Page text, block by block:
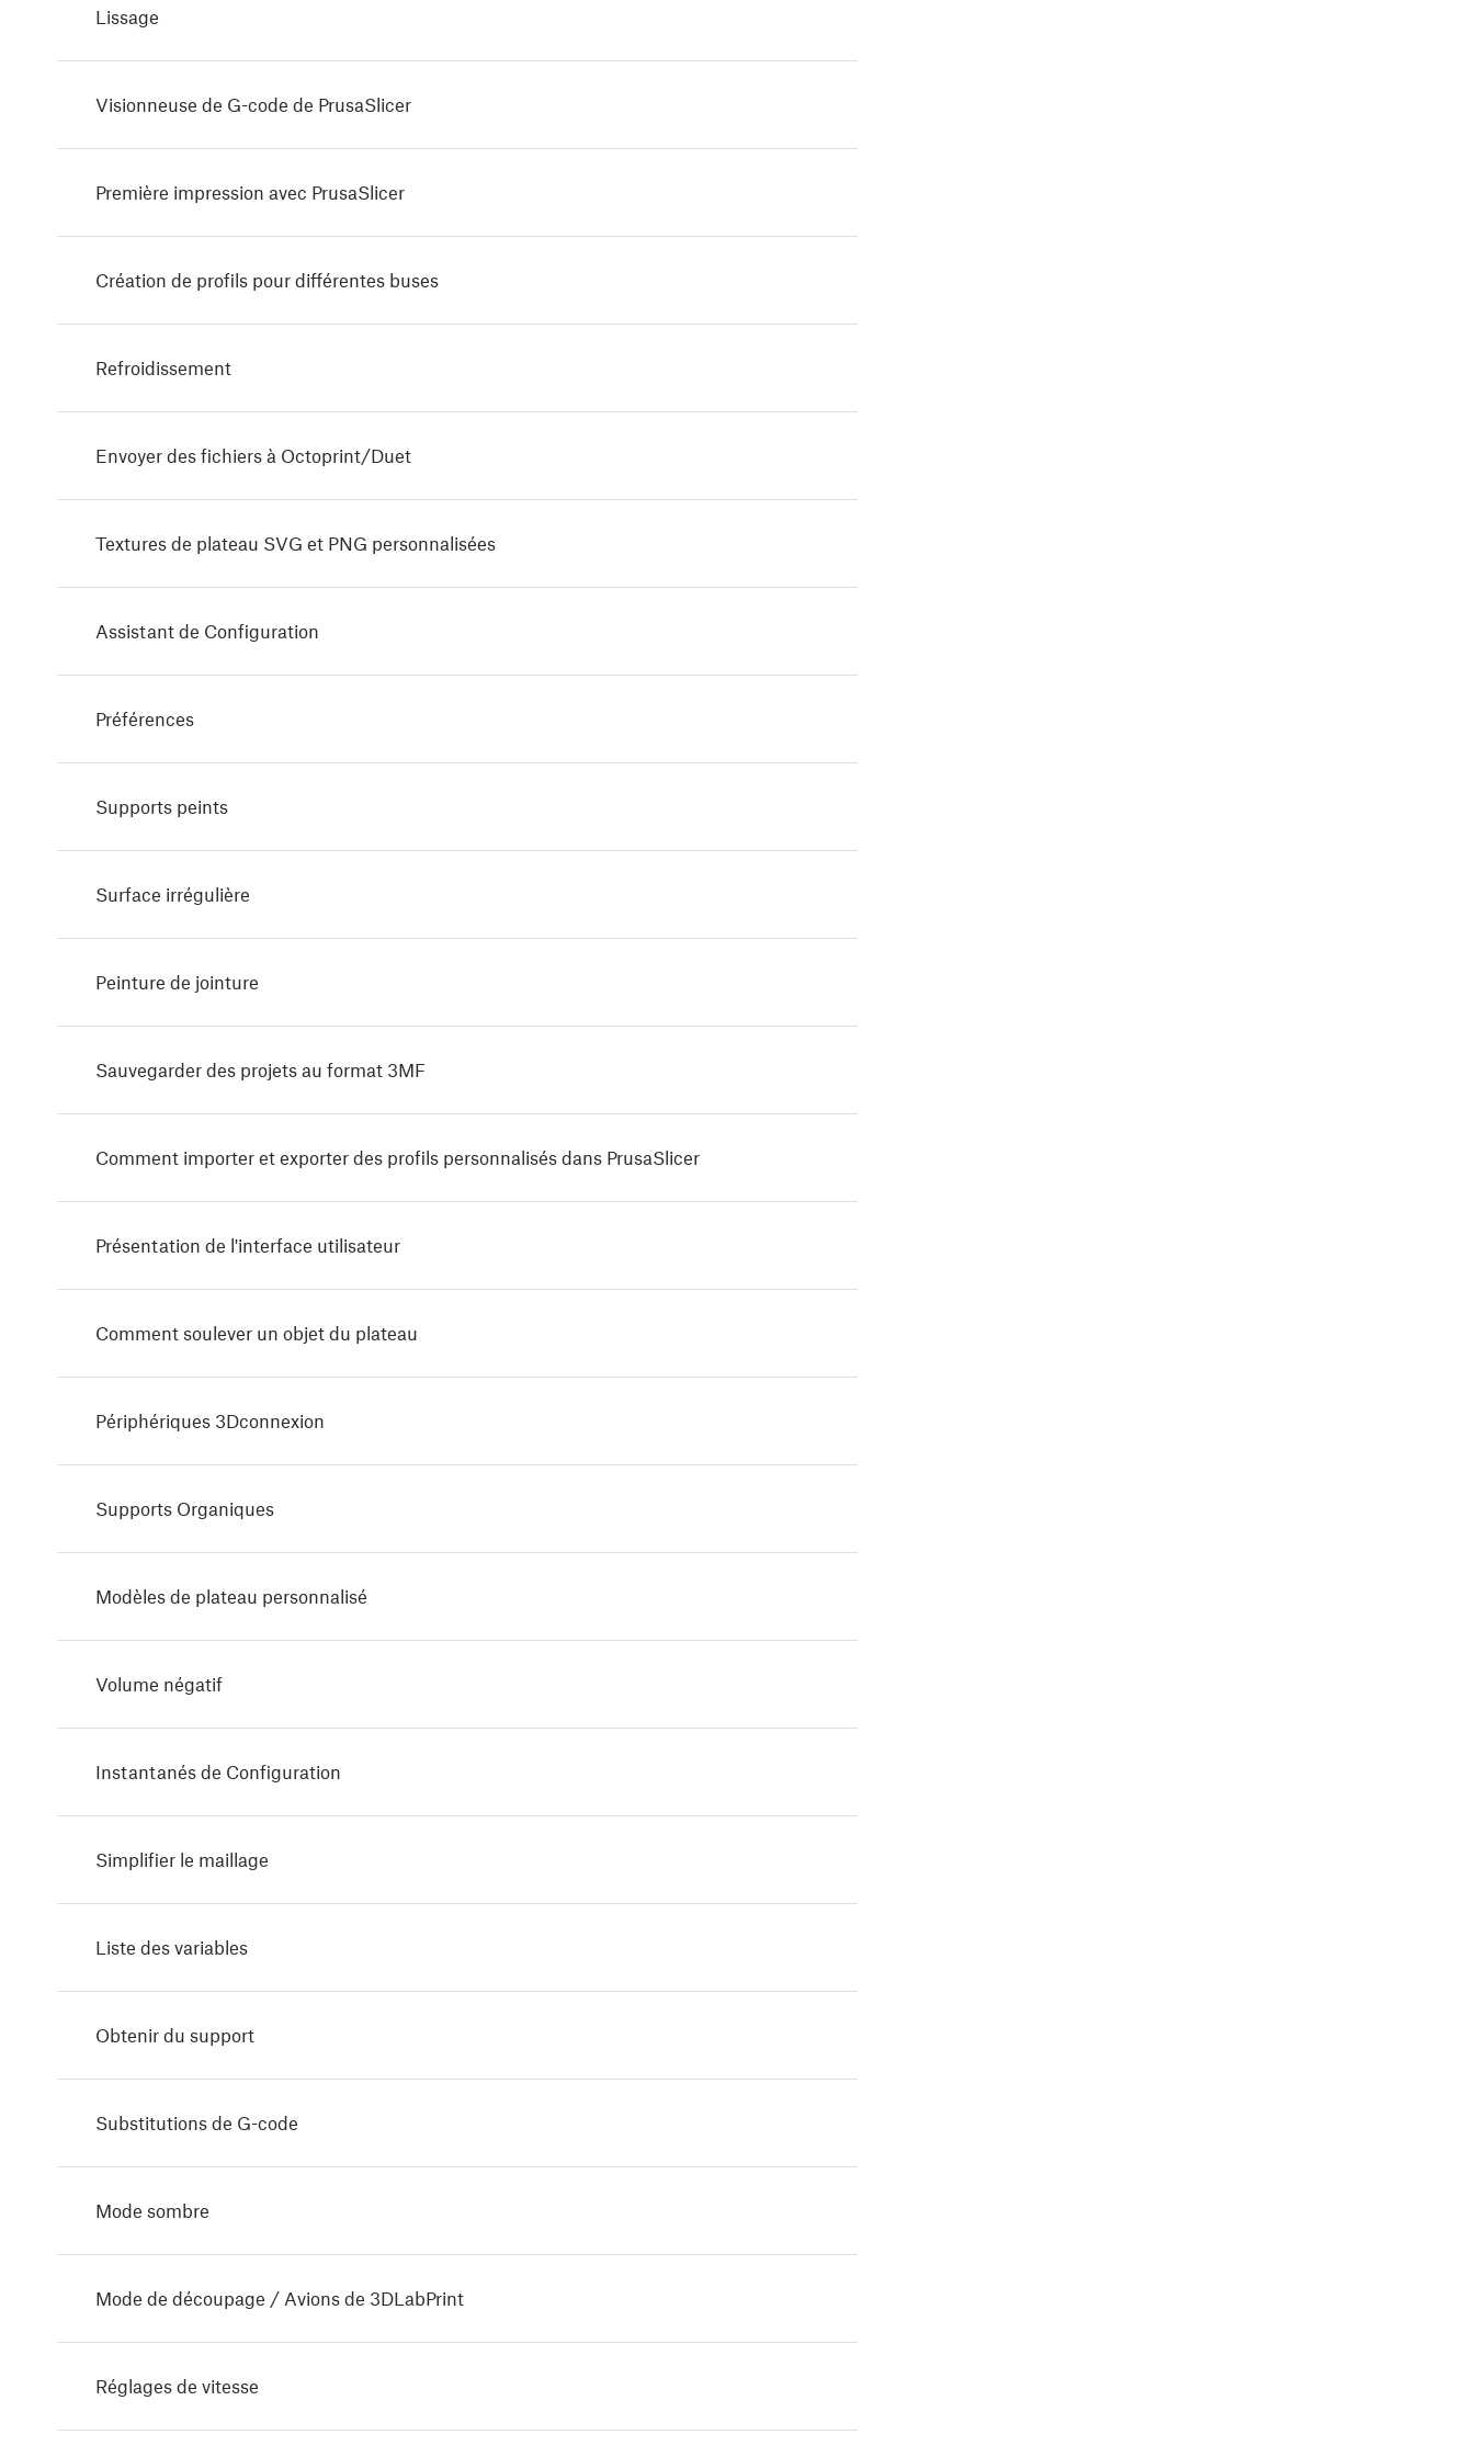
Lissage
Visionneuse de G-code de PrusaSlicer
Première impression avec PrusaSlicer
Création de profils pour différentes buses
Refroidissement
Envoyer des fichiers à Octoprint/Duet
Textures de plateau SVG et PNG personnalisées
Assistant de Configuration
Préférences
Supports peints
Surface irrégulière
Peinture de jointure
Sauvegarder des projets au format 3MF
Comment importer et exporter des profils personnalisés dans PrusaSlicer
Présentation de l'interface utilisateur
Comment soulever un objet du plateau
Périphériques 3Dconnexion
Supports Organiques
Modèles de plateau personnalisé
Volume négatif
Instantanés de Configuration
Simplifier le maillage
Liste des variables
Obtenir du support
Substitutions de G-code
Mode sombre
Mode de découpage / Avions de 3DLabPrint
Réglages de vitesse